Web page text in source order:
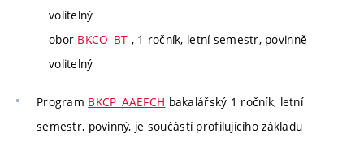
volitelný
obor BKCO_BT , 1 ročník, letní semestr, povinně
volitelný
Program BKCP_AAEFCH bakalářský 1 ročník, letní
semestr, povinný, je součástí profilujícího základu